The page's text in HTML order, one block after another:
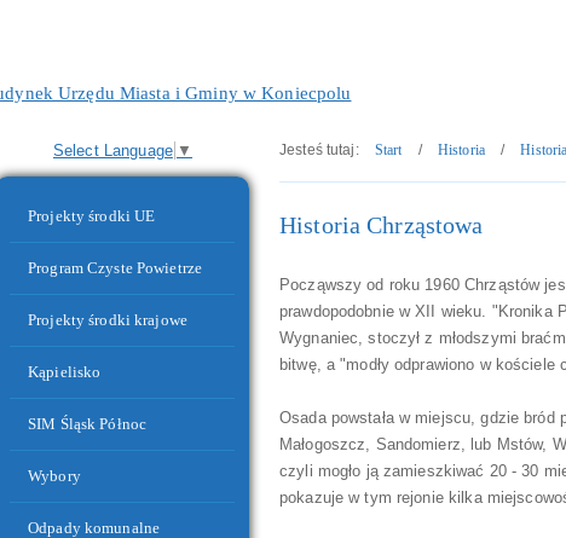
Urzędu Miasta i Gminy w Koniecpolu
Przedszkola nr 2 wraz ze Żłobkiem
Select Language ▼
Menu dodatkowe
Projekty środki UE
Program Czyste Powietrze
Projekty środki krajowe
Kąpielisko
SIM Śląsk Północ
Wybory
Odpady komunalne
Jesteś tutaj: Start / Historia /
Historia Chrząstowa
Począwszy od roku 1960 Chrząstów
prawdopodobnie w XII wieku. "Kronika
Wygnaniec, stoczył z młodszymi
bitwę, a "modły odprawiono w kościele
Osada powstała w miejscu, gdzie bród
Małogoszcz, Sandomierz, lub Mstów,
czyli mogło ją zamieszkiwać 20 - 30
pokazuje w tym rejonie kilka